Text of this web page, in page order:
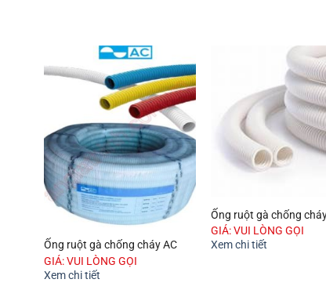
Ống ruột gà chống cháy AC
GIÁ: VUI LÒNG GỌI
Xem chi tiết
Ống ruột gà chống
GIÁ: VUI LÒNG GỌI
Xem chi tiết